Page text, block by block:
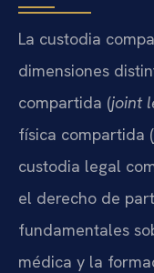
La custodia
dimensiones
compartida (joint
física compartida (
custodia legal
el derecho de
fundamentales
médica y la